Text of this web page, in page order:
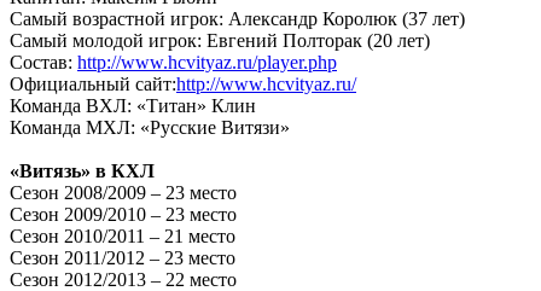
Самый возрастной игрок: Александр Королюк (37 лет)
Самый молодой игрок: Евгений Полторак (20 лет)
Состав: http://www.hcvityaz.ru/player.php
Официальный сайт:http://www.hcvityaz.ru/
Команда ВХЛ: «Титан» Клин
Команда МХЛ: «Русские Витязи»
«Витязь» в КХЛ
Сезон 2008/2009 – 23 место
Сезон 2009/2010 – 23 место
Сезон 2010/2011 – 21 место
Сезон 2011/2012 – 23 место
Cезон 2012/2013 – 22 место